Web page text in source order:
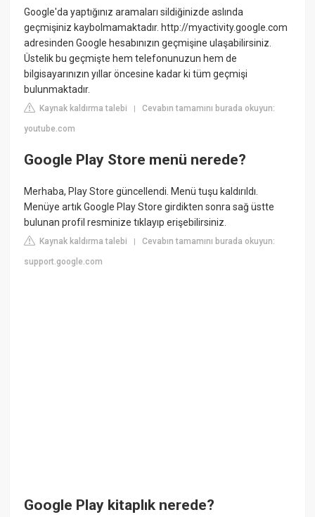
Google'da yaptığınız aramaları sildiğinizde aslında
geçmişiniz kaybolmamaktadır. http://myactivity.google.com
adresinden Google hesabınızın geçmişine ulaşabilirsiniz.
Üstelik bu geçmişte hem telefonunuzun hem de
bilgisayarınızın yıllar öncesine kadar ki tüm geçmişi
bulunmaktadır.
Kaynak kaldırma talebi |Cevabın tamamını burada okuyun:
youtube.com
Google Play Store menü nerede?
Merhaba, Play Store güncellendi. Menü tuşu kaldırıldı.
Menüye artık Google Play Store girdikten sonra sağ üstte
bulunan profil resminize tıklayıp erişebilirsiniz.
Kaynak kaldırma talebi |Cevabın tamamını burada okuyun:
support.google.com
Google Play kitaplık nerede?